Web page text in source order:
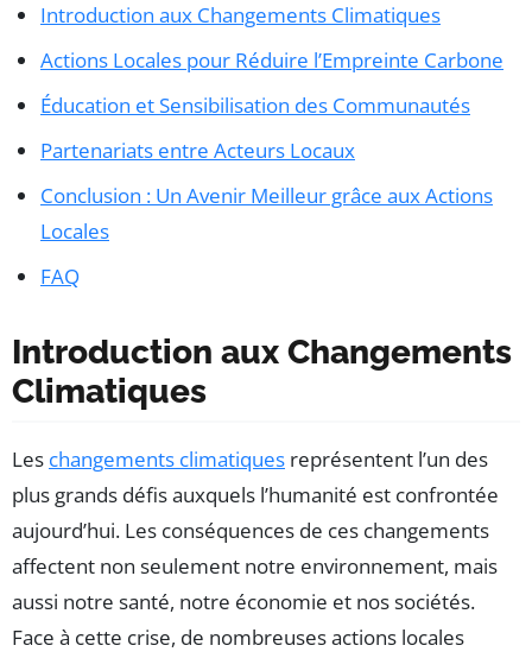
Introduction aux Changements Climatiques
Actions Locales pour Réduire l’Empreinte Carbone
Éducation et Sensibilisation des Communautés
Partenariats entre Acteurs Locaux
Conclusion : Un Avenir Meilleur grâce aux Actions
Locales
FAQ
Introduction aux Changements
Climatiques
Les changements climatiques représentent l’un des
plus grands défis auxquels l’humanité est confrontée
aujourd’hui. Les conséquences de ces changements
affectent non seulement notre environnement, mais
aussi notre santé, notre économie et nos sociétés.
Face à cette crise, de nombreuses actions locales